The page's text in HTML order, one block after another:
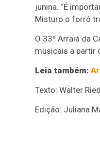
junina. “É
Misturo o forró
O 33º Arraiá da
musicais a partir
Leia também:
Texto: Walter
Edição: Juliana